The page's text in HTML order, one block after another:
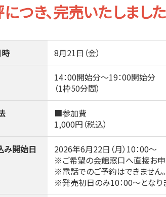
につき、完売いたしました
時 8月21日（金）
14：00開始分～19：00開始分
（1枠50分間）
■参加費
1,000円（税込）
み開始日
2026年6月22日（月）10：00～
※ご希望の会館窓口へ直接お申
※電話でのご予約はできません。
※発売初日のみ10：00～となり